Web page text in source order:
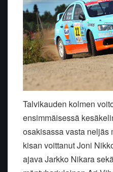
Talvikauden kolmen
ensimmäisessä
osakisassa vasta neljäs
kisan voittanut Joni
ajava Jarkko Nikara